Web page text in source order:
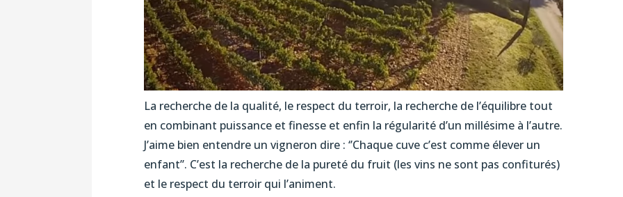
La recherche de la qualité, le respect du terroir, la recherche de l’équilibre tout
en combinant puissance et finesse et enfin la régularité d’un millésime à l’autre.
J’aime bien entendre un vigneron dire : ‘’Chaque cuve c’est comme élever un
enfant’’. C’est la recherche de la pureté du fruit (les vins ne sont pas confiturés)
et le respect du terroir qui l’animent.